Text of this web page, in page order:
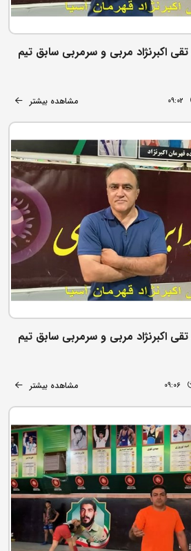
اکبرنژاد مربی و سرمربی سابق تیم
09:02 مشاهده بیشتر
اکبرنژاد مربی و سرمربی سابق تیم
09:06 مشاهده بیشتر